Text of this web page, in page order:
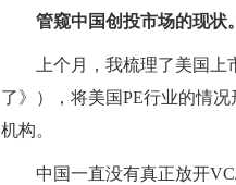
管窥中国创投市场的现状。
上个月，我梳理了美国
了》），将美国PE行业的情
机构。
中国一直没有真正放开